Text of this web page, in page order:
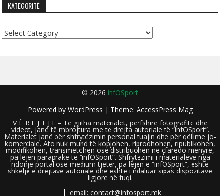
KATEGORITË
Kategoritë
© 2026 infOSport
Powered by WordPress | Theme: AccessPress Mag
V Ë R E J T J E – Të gjitha materialet, përfshirë fotografitë dhe
videot, janë të mbrojtura me të drejta autoriale të “infOSport”.
Materialet janë për shfrytëzimin personal tuajin dhe për qëllime jo-
komerciale. Ato nuk mund të kopjohen, riprodhohen, ripublikohen,
modifikohen, transmetohen ose distribuohen në çfarëdo mënyre,
pa lejen paraprake të “infOSport”. Shfrytëzimi i materialeve nga
ndonjë portal ose medium tjetër, pa lejen e “infOSport”, është
shkelje e drejtave autoriale dhe është i ndaluar sipas dispozitave
ligjore në fuqi.
email: contact@infosport.mk